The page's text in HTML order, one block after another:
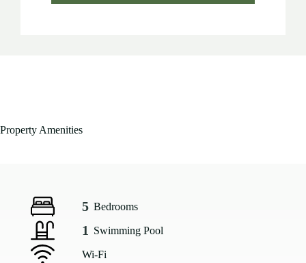
Property Amenities
5 Bedrooms
1 Swimming Pool
Wi-Fi